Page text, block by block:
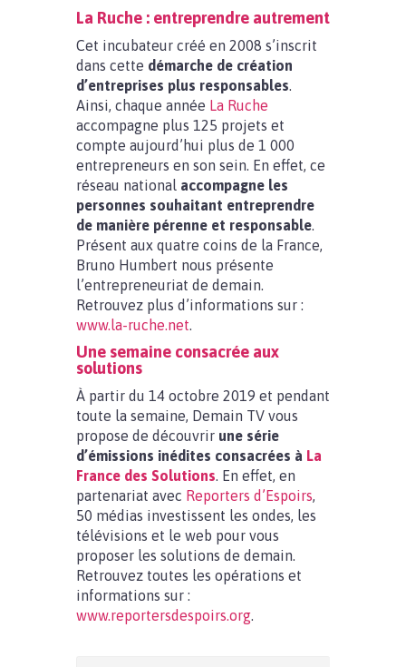
La Ruche : entreprendre autrement
Cet incubateur créé en 2008 s’inscrit
dans cette démarche de création
d’entreprises plus responsables.
Ainsi, chaque année La Ruche
accompagne plus 125 projets et
compte aujourd’hui plus de 1 000
entrepreneurs en son sein. En effet, ce
réseau national accompagne les
personnes souhaitant entreprendre
de manière pérenne et responsable.
Présent aux quatre coins de la France,
Bruno Humbert nous présente
l’entrepreneuriat de demain.
Retrouvez plus d’informations sur :
www.la-ruche.net.
Une semaine consacrée aux
solutions
À partir du 14 octobre 2019 et pendant
toute la semaine, Demain TV vous
propose de découvrir une série
d’émissions inédites consacrées à La
France des Solutions. En effet, en
partenariat avec Reporters d’Espoirs,
50 médias investissent les ondes, les
télévisions et le web pour vous
proposer les solutions de demain.
Retrouvez toutes les opérations et
informations sur :
www.reportersdespoirs.org.